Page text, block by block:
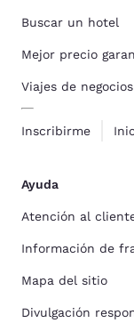
Buscar un hotel
Mejor precio
Viajes de negocios
Inscribirme
Ayuda
Atención al
Información de
Mapa del sitio
Divulgación